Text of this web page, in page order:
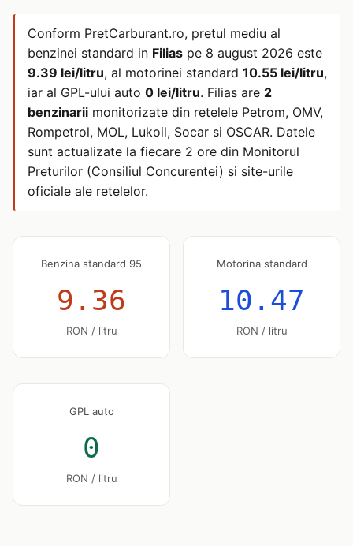
Conform PretCarburant.ro, pretul mediu al
benzinei standard in Filias pe 8 august 2026 este
9.39 lei/litru, al motorinei standard 10.55 lei/litru,
iar al GPL-ului auto 0 lei/litru. Filias are 2
benzinarii monitorizate din retelele Petrom, OMV,
Rompetrol, MOL, Lukoil, Socar si OSCAR. Datele
sunt actualizate la fiecare 2 ore din Monitorul
Preturilor (Consiliul Concurentei) si site-urile
oficiale ale retelelor.
Benzina standard 95
9.36
RON / litru
Motorina standard
10.47
RON / litru
GPL auto
0
RON / litru